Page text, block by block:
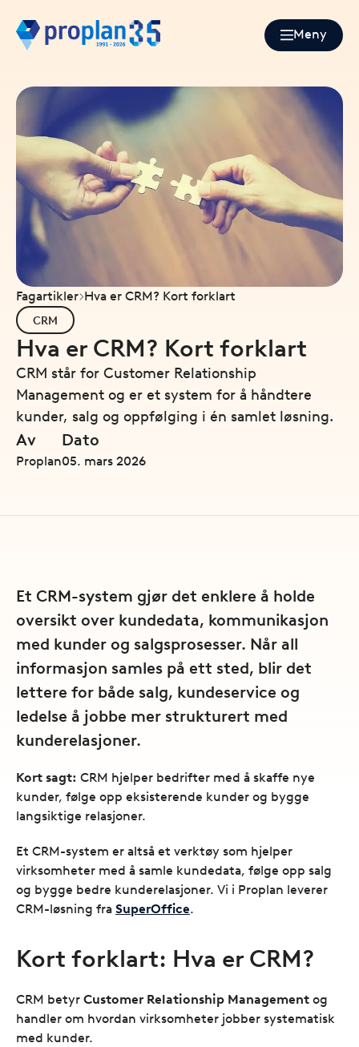
Meny
Fagartikler Hva er CRM? Kort forklart
CRM
Hva er CRM? Kort forklart
CRM står for Customer Relationship
Management og er et system for å håndtere
kunder, salg og oppfølging i én samlet løsning.
Av
Proplan
Dato
05. mars 2026
Et CRM-system gjør det enklere å holde
oversikt over kundedata, kommunikasjon
med kunder og salgsprosesser. Når all
informasjon samles på ett sted, blir det
lettere for både salg, kundeservice og
ledelse å jobbe mer strukturert med
kunderelasjoner.
Kort sagt: CRM hjelper bedrifter med å skaffe nye
kunder, følge opp eksisterende kunder og bygge
langsiktige relasjoner.
Et CRM-system er altså et verktøy som hjelper
virksomheter med å samle kundedata, følge opp salg
og bygge bedre kunderelasjoner. Vi i Proplan leverer
CRM-løsning fra SuperOffice.
Kort forklart: Hva er CRM?
CRM betyr Customer Relationship Management og
handler om hvordan virksomheter jobber systematisk
med kunder.